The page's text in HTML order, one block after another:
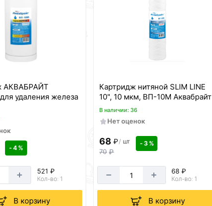
АКВАБРАЙТ
удаления железа
- 4 %
521 ₽
Кол-во: 1
В корзину
Картридж нитяной SLIM LINE
10", 10 мкм, ВП-10М Аквабрайт
В наличии: 36
Нет оценок
68 ₽ / шт
70 ₽
- 3 %
68 ₽
Кол-во: 1
В корзину